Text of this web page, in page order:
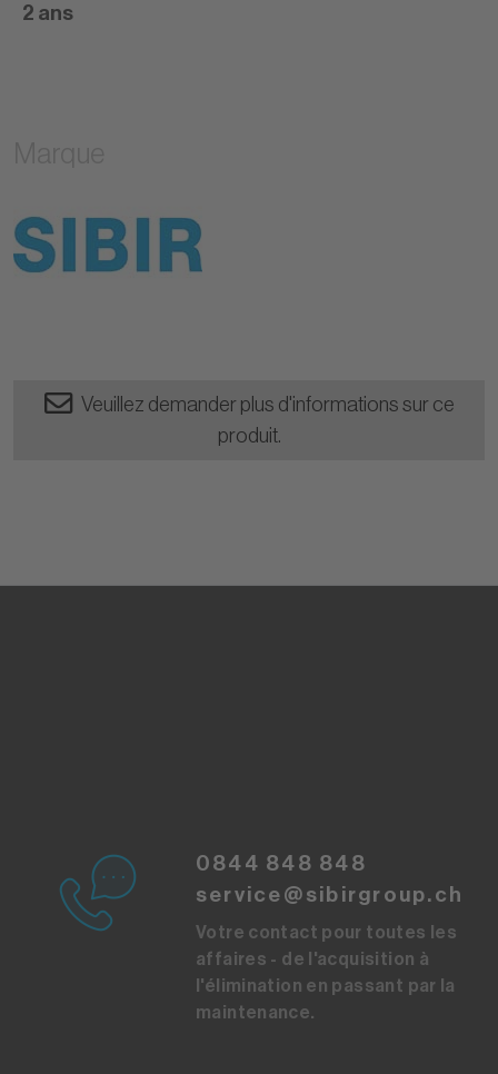
2 ans
Veuillez demander plus d'informations sur ce
produit.
0844 848 848
service@sibirgroup.ch
Votre contact pour toutes les
affaires - de l'acquisition à
l'élimination en passant par la
maintenance.